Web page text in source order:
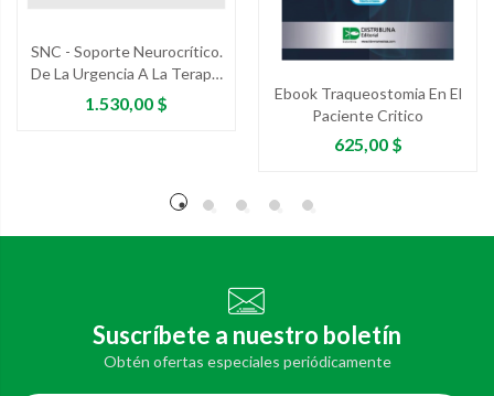
SNC - Soporte Neurocrítico.
De La Urgencia A La Terapia
Intensiva
Precio
1.530,00 $
Ebook Traqueostomia En El
Paciente Critico
Precio
625,00 $
Suscríbete a nuestro boletín
Obtén ofertas especiales periódicamente